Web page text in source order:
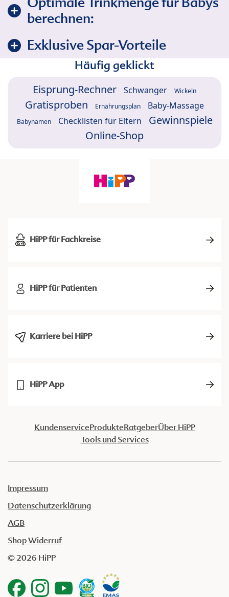
berechnen:
Exklusive Spar-Vorteile
Häufig geklickt
Eisprung-Rechner Schwanger Wickeln
Gratisproben Ernährungsplan Baby-Massage
Babynamen Checklisten für Eltern
Gewinnspiele
Online-Shop
HiPP für Fachkreise
HiPP für Patienten
Karriere bei HiPP
HiPP App
KundenserviceProdukteRatgeberÜber HiPP
Tools und Services
Impressum
Datenschutzerklärung
AGB
Shop Widerruf
© 2026 HiPP